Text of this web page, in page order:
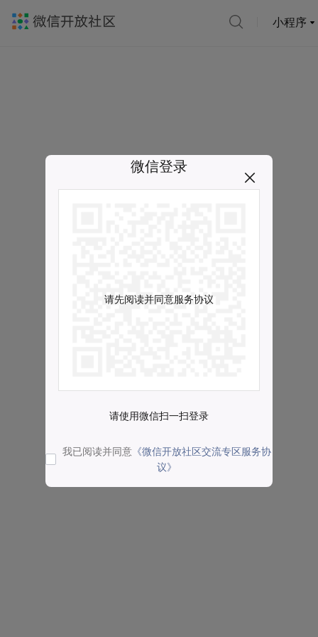
小程序
微信登录
请先阅读并同意服务协议
请使用微信扫一扫登录
我已阅读并同意 《微信开放社区交流专区服务协
议》